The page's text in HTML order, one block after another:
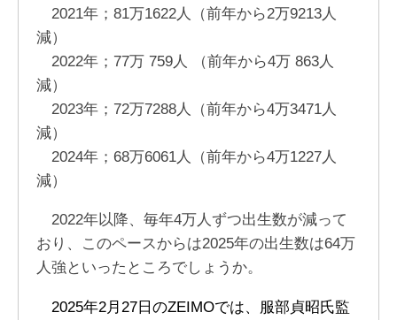
2021年；81万1622人（前年から2万9213人
減）
2022年；77万 759人 （前年から4万 863人
減）
2023年；72万7288人（前年から4万3471人
減）
2024年；68万6061人（前年から4万1227人
減）
2022年以降、毎年4万人ずつ出生数が減って
おり、このペースからは2025年の出生数は64万
人強といったところでしょうか。
2025年2月27日のZEIMOでは、服部貞昭氏監